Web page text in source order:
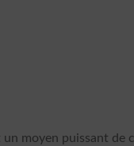
un moyen puissant